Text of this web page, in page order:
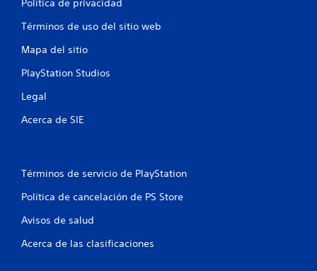
Política de privacidad
Términos de uso del sitio web
Mapa del sitio
PlayStation Studios
Legal
Acerca de SIE
Términos de servicio de PlayStation
Política de cancelación de PS Store
Avisos de salud
Acerca de las clasificaciones